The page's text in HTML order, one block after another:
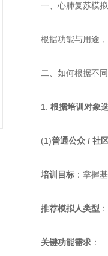
一、心肺复苏模拟
根据功能与用途，
二、如何根据不同
1. ​ 根据培训对象
(1)​普通公众 / 社
​培训目标​ ：掌握
​推荐模拟人类型​ ​：​
​关键功能需求​ ​：